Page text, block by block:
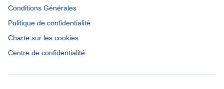
Conditions Générales
Politique de confidentialité
Charte sur les cookies
Centre de confidentialité